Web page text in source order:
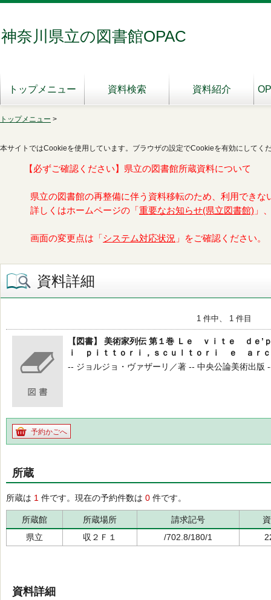
神奈川県立の図書館OPAC
トップメニュー 資料検索 資料紹介
トップメニュー >
本サイトではCookieを使用しています。ブラウザの設定でCookieを有効にしてく
【必ずご確認ください】県立の図書館所蔵資料について
県立の図書館の再整備に伴う資料移転のため、利用できな
詳しくはホームページの「 重要なお知らせ(県立図書館) 」
画面の変更点は「 システム対応状況 」をご確認ください。
資料詳細
1 件中、 1 件目
【図書】 美術家列伝 第１巻 Ｌｅ ｖｉｔｅ ｄｅ’
ｉ ｐｉｔｔｏｒｉ，ｓｃｕｌｔｏｒｉ ｅ ａｒｃ
-- ジョルジョ・ヴァザーリ／著 -- 中央公論美術出版
予約かごへ
所蔵
所蔵は 1 件です。現在の予約件数は 0 件です。
所蔵館 所蔵場所 請求記号
県立
収２Ｆ１ /702.8/180/1
資料詳細